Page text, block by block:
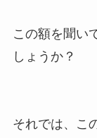
この額を聞い
しょうか？
それでは、こ